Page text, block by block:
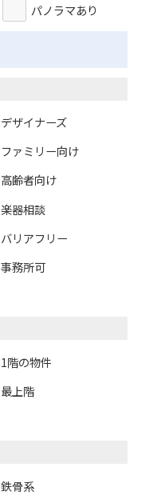
パノラマあり
デザイナーズ
ファミリー向け
高齢者向け
楽器相談
バリアフリー
事務所可
1階の物件
最上階
鉄骨系